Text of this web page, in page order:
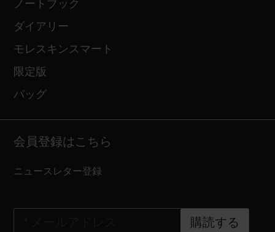
ノートブック
ダイアリー
モレスキンスマート
限定版
バッグ
会員登録はこちら
ニュースレター登録
購読する